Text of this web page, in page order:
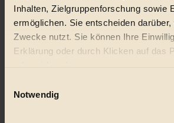
Inhalten, Zielgruppenforschung sowie
ermöglichen. Sie entscheiden
Zwecke nutzt. Sie können Ihre
Erklärung oder durch Klicken auf das
oder widerrufen
Wenn Sie es erlauben, würden wir
Notwendig
Natur